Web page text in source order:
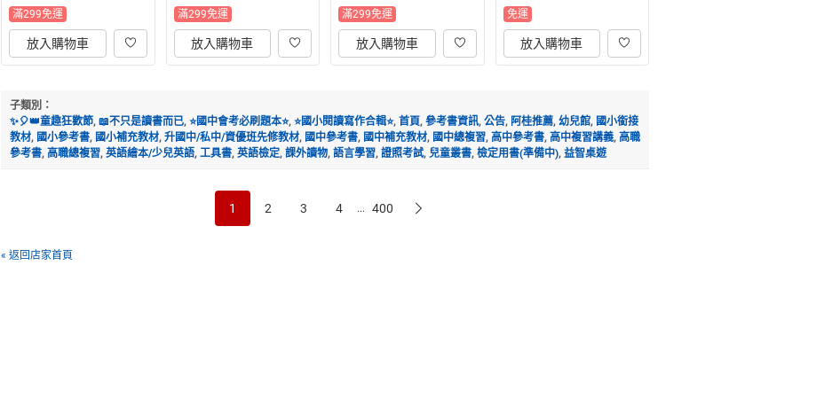
滿299免運
放入購物車
滿299免運
放入購物車
滿299免運
放入購物車
免運
放入購物車
子類別：
✨🎈👑童趣狂歡節, 📖不只是讀書而已, ⭐國中會考必刷題本⭐, ⭐國小閱讀寫作合輯⭐, 首頁, 參考書資訊, 公告, 阿桂推薦, 幼兒館, 國小銜接
教材, 國小參考書, 國小補充教材, 升國中/私中/資優班先修教材, 國中參考書, 國中補充教材, 國中總複習, 高中參考書, 高中複習講義, 高職
參考書, 高職總複習, 英語繪本/少兒英語, 工具書, 英語檢定, 課外讀物, 語言學習, 證照考試, 兒童叢書, 檢定用書(準備中), 益智桌遊
1 2 3 4 ... 400
« 返回店家首頁